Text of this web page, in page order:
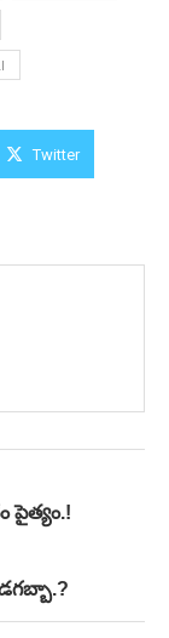
Twitter
పైత్యం.!